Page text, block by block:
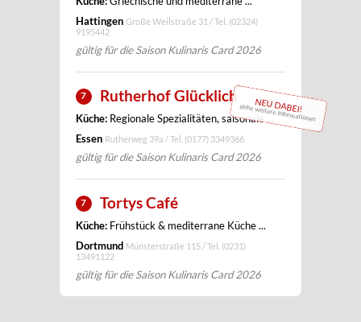
Hattingen Große Weilstraße 31 / Tel. (02324)
9195442
gültig für die Saison Kulinaris Card 2026
NEU DABEI!
siehe weitere Informationen
7 Rutherhof Glücklich
Küche: Regionale Spezialitäten, saisonale ...
Essen Rutherweg 39a / Tel. (0177) 3349366
gültig für die Saison Kulinaris Card 2026
7 Tortys Café
Küche: Frühstück & mediterrane Küche ...
Dortmund Münsterstraße 115 / Tel. (0231)
13491122
gültig für die Saison Kulinaris Card 2026